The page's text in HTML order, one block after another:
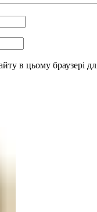
в цьому браузері